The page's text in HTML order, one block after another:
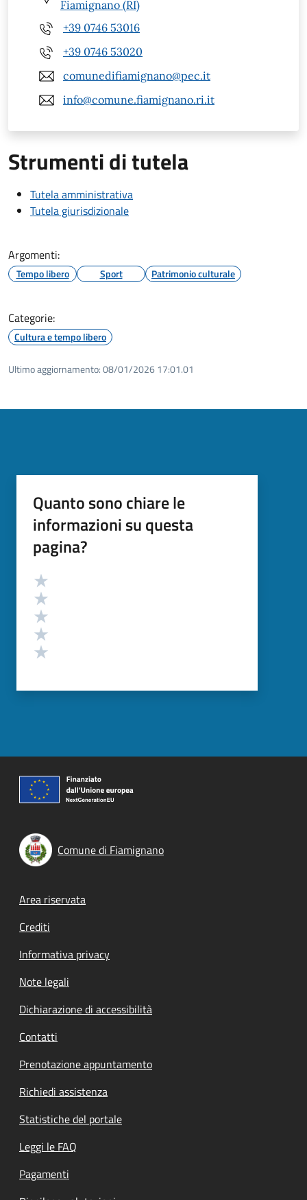
Fiamignano (RI)
+39 0746 53016
+39 0746 53020
comunedifiamignano@pec.it
info@comune.fiamignano.ri.it
Strumenti di tutela
Tutela amministrativa
Tutela giurisdizionale
Argomenti:
Tempo libero Sport Patrimonio culturale
Categorie:
Cultura e tempo libero
Ultimo aggiornamento:08/01/2026 17:01.01
Quanto sono chiare le
informazioni su questa
pagina?
Valutazione
Comune di Fiamignano
Footer menu
Area riservata
Crediti
Informativa privacy
Note legali
Dichiarazione di accessibilità
Contatti
Prenotazione appuntamento
Richiedi assistenza
Statistiche del portale
Leggi le FAQ
Pagamenti